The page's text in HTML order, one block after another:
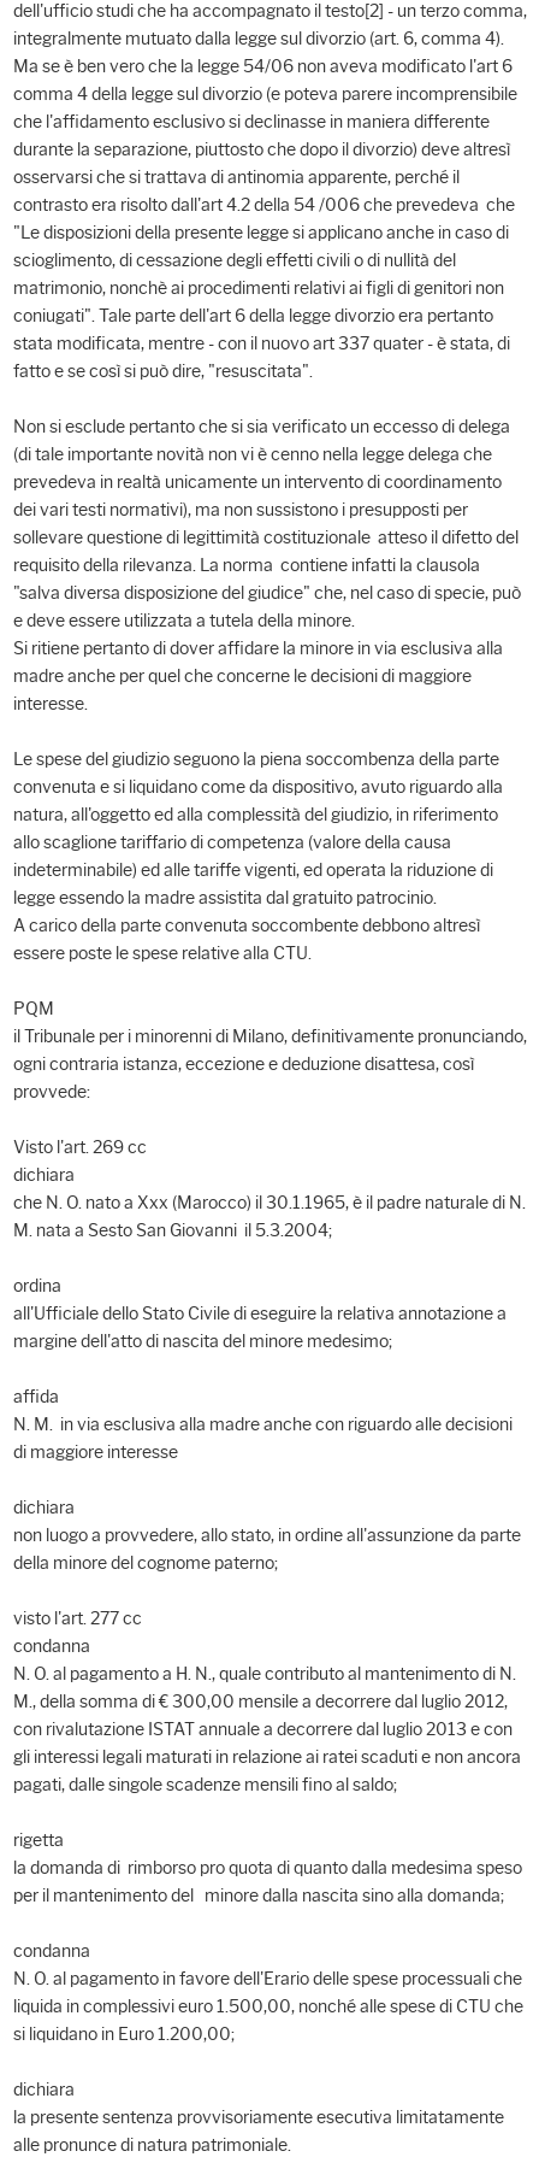
dell'ufficio studi che ha accompagnato il testo[2] - un terzo comma,
integralmente mutuato dalla legge sul divorzio (art. 6, comma 4).
Ma se è ben vero che la legge 54/06 non aveva modificato l'art 6
comma 4 della legge sul divorzio (e poteva parere incomprensibile
che l'affidamento esclusivo si declinasse in maniera differente
durante la separazione, piuttosto che dopo il divorzio) deve altresì
osservarsi che si trattava di antinomia apparente, perché il
contrasto era risolto dall'art 4.2 della 54 /006 che prevedeva che
"Le disposizioni della presente legge si applicano anche in caso di
scioglimento, di cessazione degli effetti civili o di nullità del
matrimonio, nonchè ai procedimenti relativi ai figli di genitori non
coniugati". Tale parte dell'art 6 della legge divorzio era pertanto
stata modificata, mentre - con il nuovo art 337 quater - è stata, di
fatto e se così si può dire, "resuscitata".
Non si esclude pertanto che si sia verificato un eccesso di delega
(di tale importante novità non vi è cenno nella legge delega che
prevedeva in realtà unicamente un intervento di coordinamento
dei vari testi normativi), ma non sussistono i presupposti per
sollevare questione di legittimità costituzionale atteso il difetto del
requisito della rilevanza. La norma contiene infatti la clausola
"salva diversa disposizione del giudice" che, nel caso di specie, può
e deve essere utilizzata a tutela della minore.
Si ritiene pertanto di dover affidare la minore in via esclusiva alla
madre anche per quel che concerne le decisioni di maggiore
interesse.
Le spese del giudizio seguono la piena soccombenza della parte
convenuta e si liquidano come da dispositivo, avuto riguardo alla
natura, all'oggetto ed alla complessità del giudizio, in riferimento
allo scaglione tariffario di competenza (valore della causa
indeterminabile) ed alle tariffe vigenti, ed operata la riduzione di
legge essendo la madre assistita dal gratuito patrocinio.
A carico della parte convenuta soccombente debbono altresì
essere poste le spese relative alla CTU.
PQM
il Tribunale per i minorenni di Milano, definitivamente pronunciando,
ogni contraria istanza, eccezione e deduzione disattesa, così
provvede:
Visto l'art. 269 cc
dichiara
che N. O. nato a Xxx (Marocco) il 30.1.1965, è il padre naturale di N.
M. nata a Sesto San Giovanni il 5.3.2004;
ordina
all'Ufficiale dello Stato Civile di eseguire la relativa annotazione a
margine dell'atto di nascita del minore medesimo;
affida
N. M. in via esclusiva alla madre anche con riguardo alle decisioni
di maggiore interesse
dichiara
non luogo a provvedere, allo stato, in ordine all'assunzione da parte
della minore del cognome paterno;
visto l'art. 277 cc
condanna
N. O. al pagamento a H. N., quale contributo al mantenimento di N.
M., della somma di € 300,00 mensile a decorrere dal luglio 2012,
con rivalutazione ISTAT annuale a decorrere dal luglio 2013 e con
gli interessi legali maturati in relazione ai ratei scaduti e non ancora
pagati, dalle singole scadenze mensili fino al saldo;
rigetta
la domanda di rimborso pro quota di quanto dalla medesima speso
per il mantenimento del minore dalla nascita sino alla domanda;
condanna
N. O. al pagamento in favore dell'Erario delle spese processuali che
liquida in complessivi euro 1.500,00, nonché alle spese di CTU che
si liquidano in Euro 1.200,00;
dichiara
la presente sentenza provvisoriamente esecutiva limitatamente
alle pronunce di natura patrimoniale.